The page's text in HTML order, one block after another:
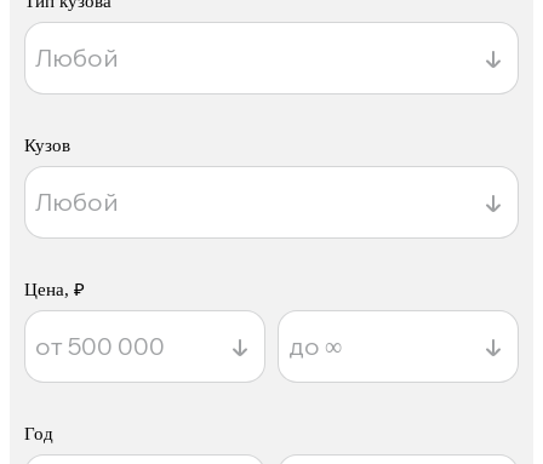
Кузов
Цена, ₽
Год